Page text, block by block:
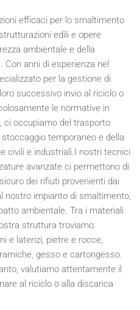
efficaci per lo smaltimento
edili e opere
ambientale e della
anni di esperienza nel
per la gestione di
successivo invio al riciclo o
le normative in
ci occupiamo del trasporto
temporaneo e della
civili e industriali.I nostri tecnici
avanzate ci permettono di
dei rifiuti provenienti dai
nostro impianto di smaltimento,
ambientale. Tra i materiali
struttura troviamo:
e laterizi, pietre e rocce,
gesso e cartongesso.
valutiamo attentamente il
al riciclo o alla discarica